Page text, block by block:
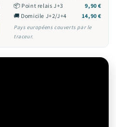
📦 Point relais J+3
9,90 €
🚚 Domicile J+2/J+4
14,90 €
Pays européens couverts par le
traceur.